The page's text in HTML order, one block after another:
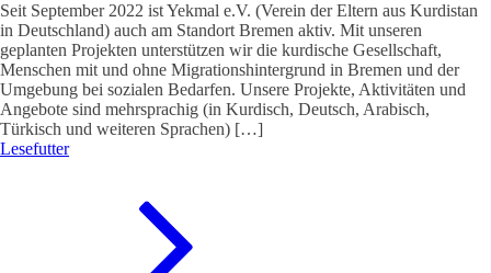
Seit September 2022 ist Yekmal e.V. (Verein der Eltern aus Kurdistan
in Deutschland) auch am Standort Bremen aktiv. Mit unseren
geplanten Projekten unterstützen wir die kurdische Gesellschaft,
Menschen mit und ohne Migrationshintergrund in Bremen und der
Umgebung bei sozialen Bedarfen. Unsere Projekte, Aktivitäten und
Angebote sind mehrsprachig (in Kurdisch, Deutsch, Arabisch,
Türkisch und weiteren Sprachen) […]
Lesefutter